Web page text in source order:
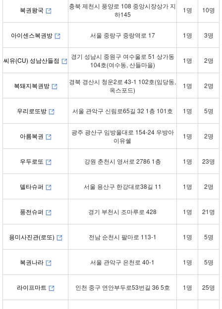
복권왕국
충북 제천시 풍양로 108 중앙시장상가 지
하145
1명 10명
아이센스복권방 서울 중랑구 중랑역로 17 1명 3명
씨유(CU) 성남산들점
경기 성남시 중원구 여수울로 51 상가동
104호(여수동, 산들마을)
1명 2명
복돼지복권방
경북 경산시 청운2로 43-1 102호(임당동,
옥스포드)
1명 2명
우리로또방 서울 관악구 신림로65길 32 1층 101호 1명 5명
아름복권
광주 광산구 임방울대로 154-24 우방아
이유쉘
1명 2명
우두로또 강원 춘천시 영서로 2786 1층 1명 23명
델타슈퍼 서울 용산구 한강대로38길 11 1명 2명
풍전슈퍼 경기 부천시 조마루로 428 1명 21명
용미사진관(로또) 전남 순천시 팔마로 113-1 1명 5명
복권나라 서울 관악구 은천로 40-1 1명 5명
라이프마트 인천 중구 연안부두로53번길 36 5호 1명 25명